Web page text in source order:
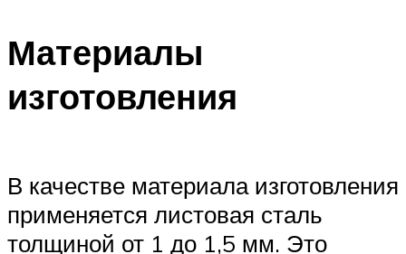
Материалы
изготовления
В качестве материала изготовления
применяется листовая сталь
толщиной от 1 до 1,5 мм. Это